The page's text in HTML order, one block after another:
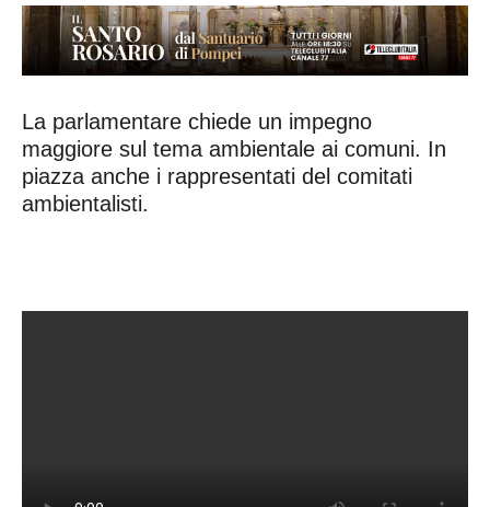
La parlamentare chiede un impegno
maggiore sul tema ambientale ai comuni. In
piazza anche i rappresentati del comitati
ambientalisti.